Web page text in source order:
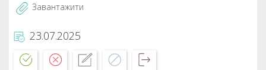
Завантажити
23.07.2025